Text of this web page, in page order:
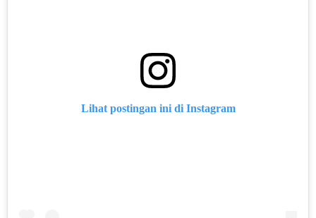
Lihat postingan ini di Instagram